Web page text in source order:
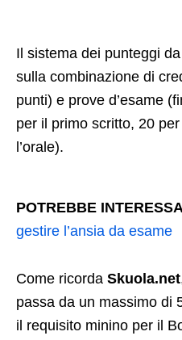
Il sistema dei punteggi
sulla combinazione di
punti) e prove d’esame
per il primo scritto, 20
l’orale).
POTREBBE
gestire l’ansia da esame
Come ricorda Skuola.net
passa da un massimo di
il requisito minino per il